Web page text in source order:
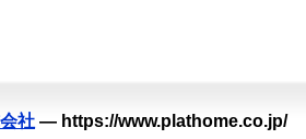
社 — https://www.plathome.co.jp/